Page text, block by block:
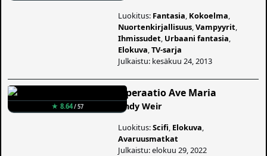
Luokitus: Fantasia Kokoelma
Nuortenkirjallisuus ,Vampyyrit
Ihmissudet Urbaani fantasia
Elokuva ,TV-sarja
Julkaistu: kesäkuu 24, 2013
★ 8.64/ 57
Operaatio Ave Maria
Andy Weir
Luokitus:Scifi Elokuva
Avaruusmatkat
Julkaistu: elokuu 29, 2022